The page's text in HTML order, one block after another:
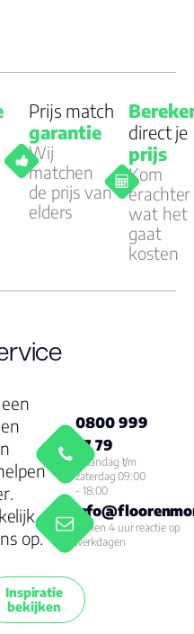
Prijs match
garantie
Wij
matchen
de prijs van
elders
direct je
prijs
Kom
erachter
wat het
gaat
kosten
op.
Inspiratie
bekijken
0800 999
77 79
Maandag t/m
zaterdag 09:00
- 18:00
Binnen 4 uur reactie op
werkdagen